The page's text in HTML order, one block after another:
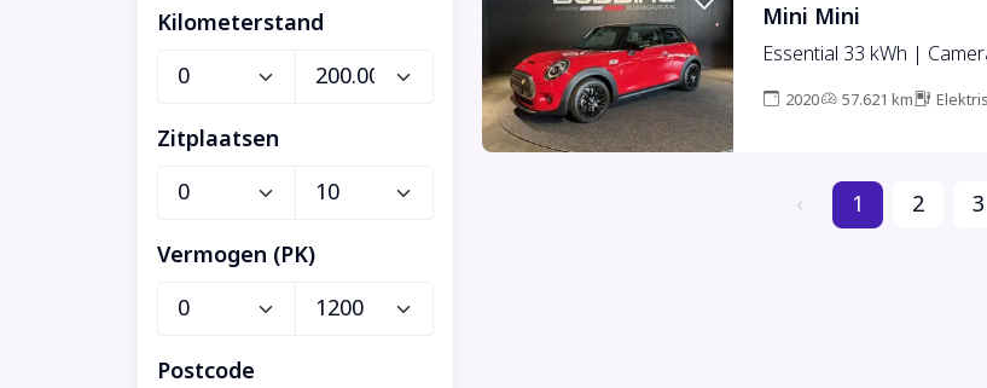
Kilometerstand
Zitplaatsen
Vermogen (PK)
Postcode
Mini Mini
Essential 33 kWh |
2020 57.621 km
‹ 1 2 3